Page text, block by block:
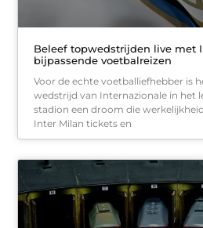
Beleef topwedstrijden live met
bijpassende voetbalreizen
Voor de echte voetballiefhebber is
wedstrijd van Internazionale in het
stadion een droom die
Inter Milan tickets en